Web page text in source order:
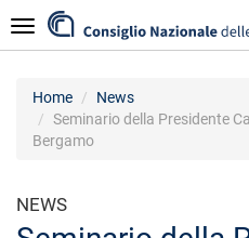
to
main
Navigazione
Home
News
Seminario della Presidente
Bergamo
NEWS